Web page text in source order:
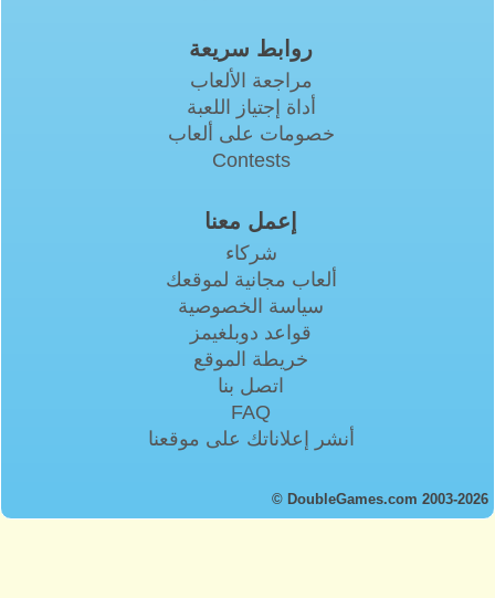
روابط سريعة
مراجعة الألعاب
أداة إجتياز اللعبة
خصومات على ألعاب
Contests
إعمل معنا
شركاء
ألعاب مجانية لموقعك
سياسة الخصوصية
قواعد دوبلغيمز
خريطة الموقع
اتصل بنا
FAQ
أنشر إعلاناتك على موقعنا
© DoubleGames.com 2003-2026